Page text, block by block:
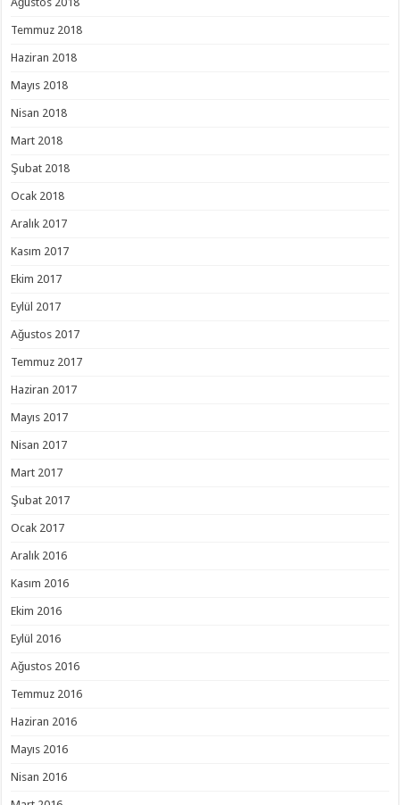
Temmuz 2018
Haziran 2018
Mayıs 2018
Nisan 2018
Mart 2018
Şubat 2018
Ocak 2018
Aralık 2017
Kasım 2017
Ekim 2017
Eylül 2017
Ağustos 2017
Temmuz 2017
Haziran 2017
Mayıs 2017
Nisan 2017
Mart 2017
Şubat 2017
Ocak 2017
Aralık 2016
Kasım 2016
Ekim 2016
Eylül 2016
Ağustos 2016
Temmuz 2016
Haziran 2016
Mayıs 2016
Nisan 2016